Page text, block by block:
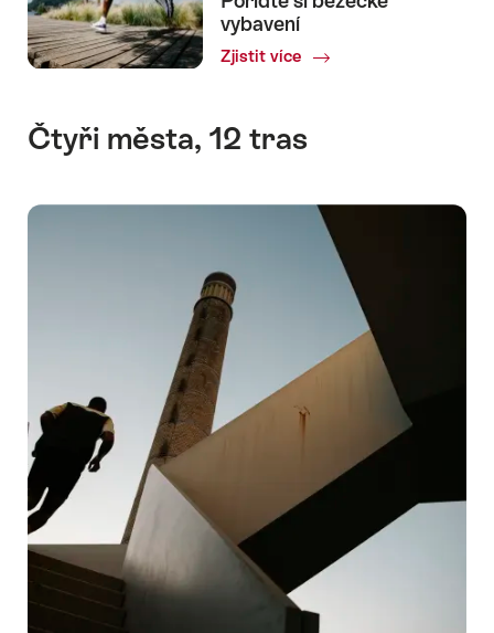
vybavení
Zjistit více
Čtyři města, 12 tras